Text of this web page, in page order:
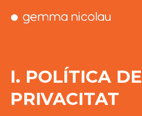
I. POLÍTICA DE
PRIVACITAT